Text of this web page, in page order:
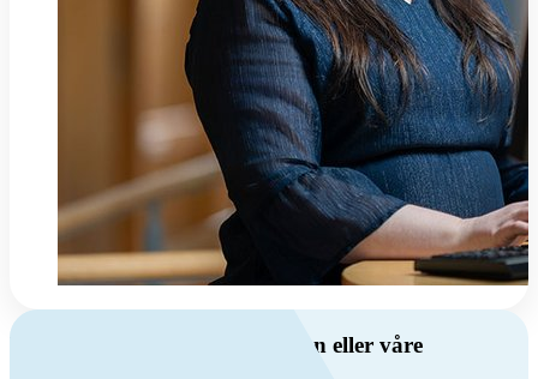
Har du spørsmål om ventilasjon eller våre